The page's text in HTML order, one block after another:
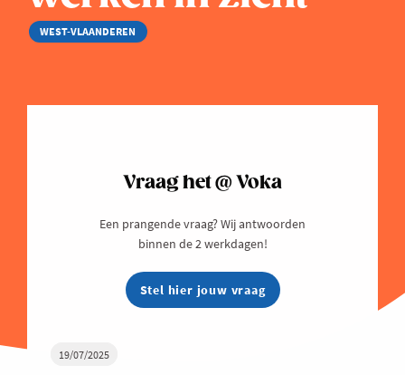
WEST-VLAANDEREN
19/07/2025
Vraag het @ Voka
Een prangende vraag? Wij antwoorden
binnen de 2 werkdagen!
Stel hier jouw vraag